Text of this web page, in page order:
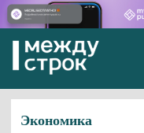
Экономика